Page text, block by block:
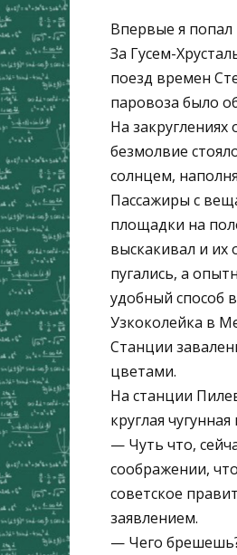
Впервые я
За Гусем-
поезд времен
паровоза было
На
безмолвие
солнцем,
Пассажиры с
площадки на
выскакивал и их
пугались, а
удобный способ
Узкоколейка в
Станции
цветами.
На станции
круглая
— Чуть что,
соображении,
советское
заявлением.
— Чего